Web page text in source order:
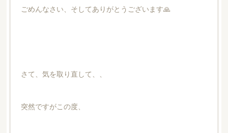
ごめんなさい、そしてありがとうございます🙏
さて、気を取り直して、、
突然ですがこの度、